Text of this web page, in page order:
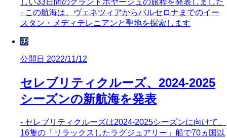
- この航海は、ヴェネツィアからバルセロナまでのイー
スタン・メディテレニアンと聖地を探索します
🦋
公開日 2022/11/12
セレブリティクルーズ、2024-2025
シーズンの新航海を発表
- セレブリティクルーズは2024-2025シーズンに向けて、
16隻の「リラックスしたラグジュアリー」船で70ヵ国以